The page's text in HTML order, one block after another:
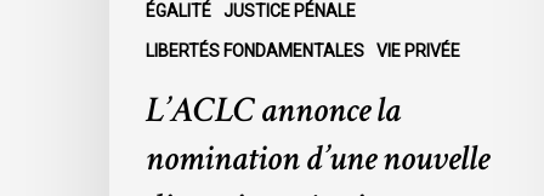
ÉGALITÉ JUSTICE PÉNALE
LIBERTÉS FONDAMENTALES VIE PRIVÉE
L’ACLC annonce la
nomination d’une nouvelle